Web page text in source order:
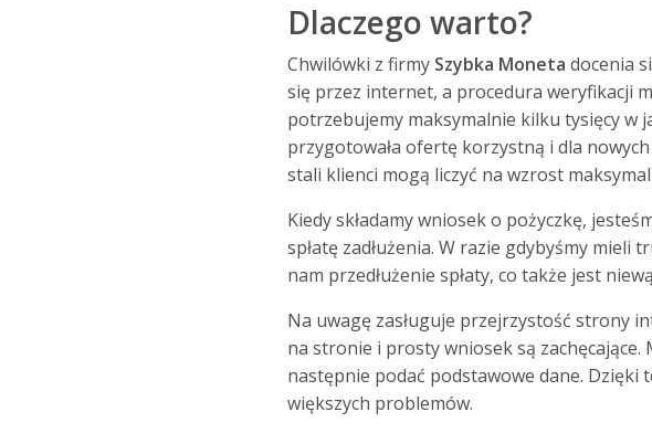
Dlaczego warto?
Chwilówki z firmy Szybka Moneta docenia
się przez internet, a procedura weryfikacji
potrzebujemy maksymalnie kilku tysięcy w
przygotowała ofertę korzystną i dla
stali klienci mogą liczyć na wzrost
Kiedy składamy wniosek o pożyczkę,
spłatę zadłużenia. W razie gdybyśmy mieli
nam przedłużenie spłaty, co także jest
Na uwagę zasługuje przejrzystość strony
na stronie i prosty wniosek są zachęcające.
następnie podać podstawowe dane. Dzięki
większych problemów.